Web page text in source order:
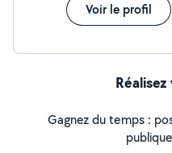
Voir le profil
Gagnez du temps :